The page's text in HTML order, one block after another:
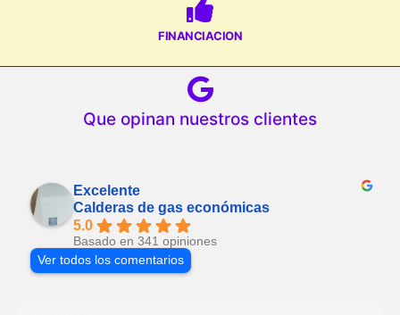
FINANCIACION
Que opinan nuestros clientes
Excelente
Calderas de gas económicas
5.0
Basado en 341 opiniones
Ver todos los comentarios